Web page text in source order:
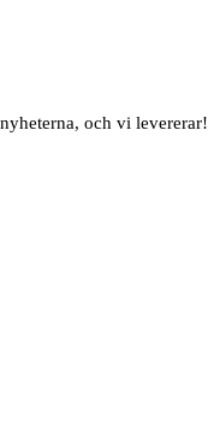
och vi levererar!